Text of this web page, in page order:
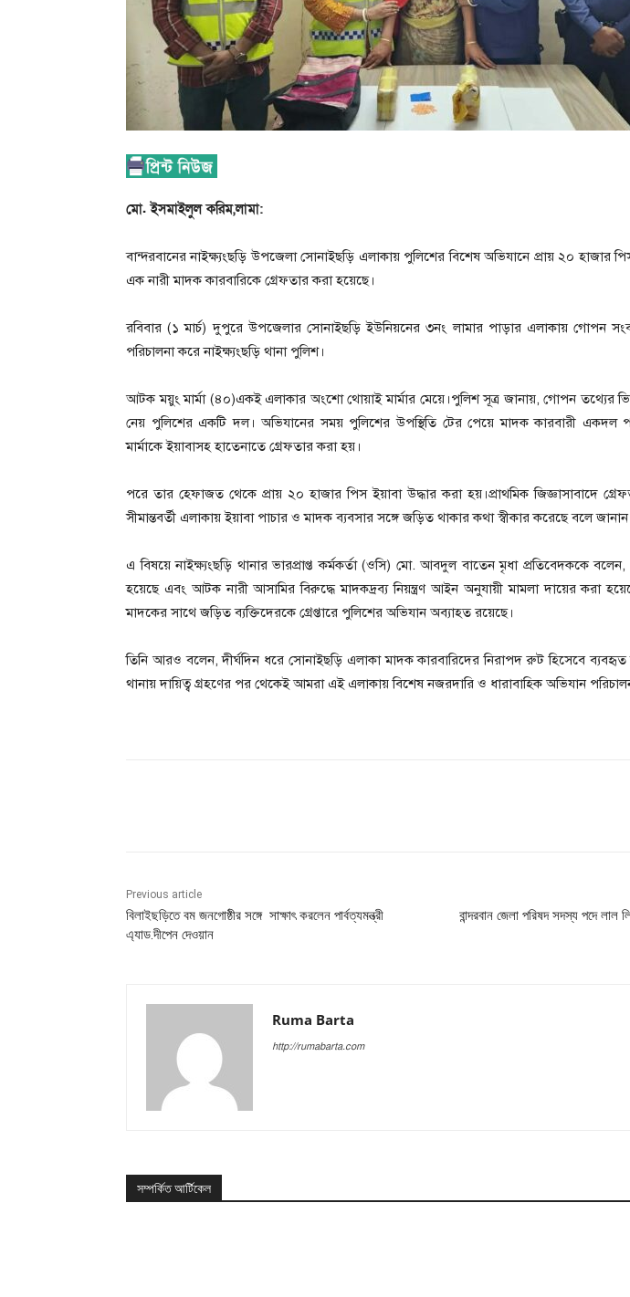
মো. ইসমাইলুল করিম,লামা:
বান্দরবানের নাইক্ষ্যংছড়ি উপজেলা সোনাইছড়ি এলাকায় পুলিশের বিশেষ অভিযানে প্রায় ২০ হাজার
এক নারী মাদক কারবারিকে গ্রেফতার করা হয়েছে।
রবিবার (১ মার্চ) দুপুরে উপজেলার সোনাইছড়ি ইউনিয়নের ৩নং লামার পাড়ার এলাকায় গোপন
পরিচালনা করে নাইক্ষ্যংছড়ি থানা পুলিশ।
আটক ময়ুং মার্মা (৪০)একই এলাকার অংশো থোয়াই মার্মার মেয়ে।পুলিশ সূত্র জানায়, গোপন তথ্যের
নেয় পুলিশের একটি দল। অভিযানের সময় পুলিশের উপস্থিতি টের পেয়ে মাদক কারবারী একদল
মার্মাকে ইয়াবাসহ হাতেনাতে গ্রেফতার করা হয়।
পরে তার হেফাজত থেকে প্রায় ২০ হাজার পিস ইয়াবা উদ্ধার করা হয়।প্রাথমিক জিজ্ঞাসাবাদে
সীমান্তবর্তী এলাকায় ইয়াবা পাচার ও মাদক ব্যবসার সঙ্গে জড়িত থাকার কথা স্বীকার করেছে বলে
এ বিষয়ে নাইক্ষ্যংছড়ি থানার ভারপ্রাপ্ত কর্মকর্তা (ওসি) মো. আবদুল বাতেন মৃধা প্রতিবেদককে
হয়েছে এবং আটক নারী আসামির বিরুদ্ধে মাদকদ্রব্য নিয়ন্ত্রণ আইন অনুযায়ী মামলা দায়ের করা
মাদকের সাথে জড়িত ব্যক্তিদেরকে গ্রেপ্তারে পুলিশের অভিযান অব্যাহত রয়েছে।
তিনি আরও বলেন, দীর্ঘদিন ধরে সোনাইছড়ি এলাকা মাদক কারবারিদের নিরাপদ রুট হিসেবে ব্যবহৃত
থানায় দায়িত্ব গ্রহণের পর থেকেই আমরা এই এলাকায় বিশেষ নজরদারি ও ধারাবাহিক অভিযান
Previous article
বিলাইছড়িতে বম জনগোষ্ঠীর সঙ্গে সাক্ষাৎ করলেন পার্বত্যমন্ত্রী
এ্যাড.দীপেন দেওয়ান
বান্দরবান জেলা পরিষদ সদস্য পদে
Ruma Barta
http://rumabarta.com
সম্পর্কিত আর্টিকেল